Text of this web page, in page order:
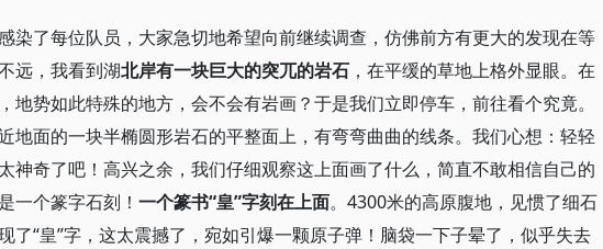
染了每位队员，大家急切地希望向前继续调查，仿佛前方有更大的发现在等
远，我看到湖北岸有一块巨大的突兀的岩石 ，在平缓的草地上格外显眼。在
地势如此特殊的地方，会不会有岩画？于是我们立即停车，前往看个究竟。
地面的一块半椭圆形岩石的平整面上，有弯弯曲曲的线条。我们心想：轻轻
神奇了吧！高兴之余，我们仔细观察这上面画了什么，简直不敢相信自己的
一个篆字石刻！ 一个篆书“皇”字刻在上面。4300米的高原腹地，见惯了细石
了“皇”字，这太震撼了，宛如引爆一颗原子弹！脑袋一下子晕了，似乎失去